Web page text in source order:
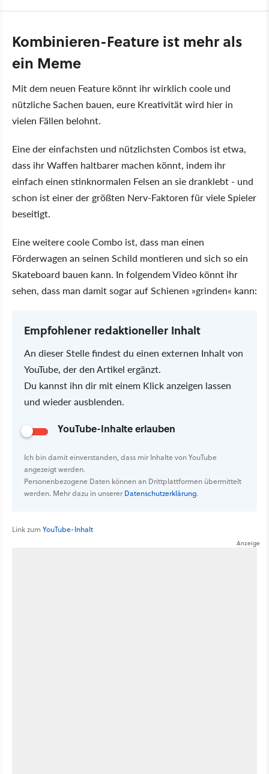
Kombinieren-Feature ist mehr als
ein Meme
Mit dem neuen Feature könnt ihr wirklich coole und
nützliche Sachen bauen, eure Kreativität wird hier in
vielen Fällen belohnt.
Eine der einfachsten und nützlichsten Combos ist etwa,
dass ihr Waffen haltbarer machen könnt, indem ihr
einfach einen stinknormalen Felsen an sie dranklebt - und
schon ist einer der größten Nerv-Faktoren für viele Spieler
beseitigt.
Eine weitere coole Combo ist, dass man einen
Förderwagen an seinen Schild montieren und sich so ein
Skateboard bauen kann. In folgendem Video könnt ihr
sehen, dass man damit sogar auf Schienen grinden kann:
Empfohlener redaktioneller Inhalt
An dieser Stelle findest du einen externen Inhalt von
YouTube, der den Artikel ergänzt.
Du kannst ihn dir mit einem Klick anzeigen lassen
und wieder ausblenden.
YouTube-Inhalte erlauben
Ich bin damit einverstanden, dass mir Inhalte von YouTube
angezeigt werden.
Personenbezogene Daten können an Drittplattformen übermittelt
werden. Mehr dazu in unsererDatenschutzerklärung.
Link zum YouTube-Inhalt